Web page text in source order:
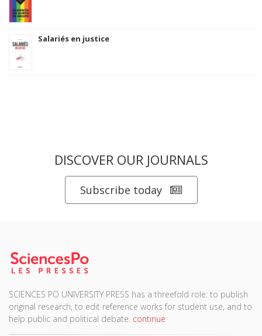
Salariés en justice
DISCOVER OUR JOURNALS
Subscribe today
SCIENCES PO UNIVERSITY PRESS has a threefold role: to publish
original research, to edit reference works for student use, and to
help public and political debate. continue